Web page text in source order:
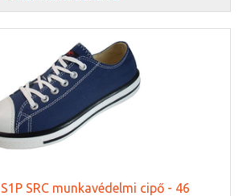
SRC munkavédelmi cipő - 46